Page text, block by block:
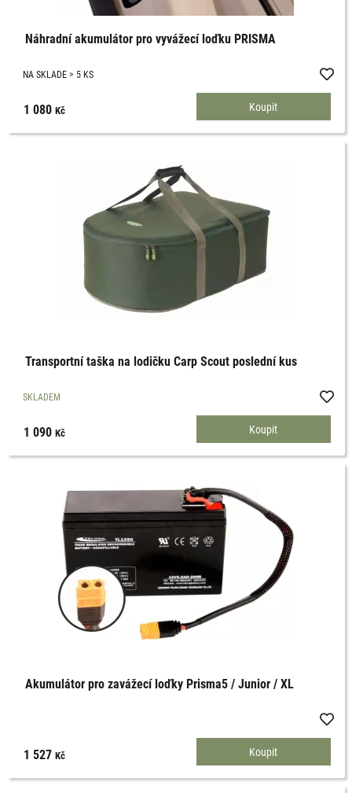
Náhradní akumulátor pro vyvážecí loďku PRISMA
NA SKLADE > 5 KS
1 080Kč
Transportní taška na lodičku Carp Scout poslední kus
SKLADEM
1 090Kč
Akumulátor pro zavážecí loďky Prisma5 / Junior / XL
1 527Kč